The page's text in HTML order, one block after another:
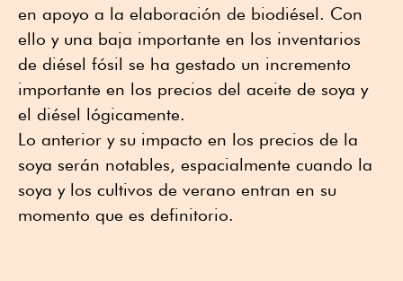
en apoyo a la elaboración de biodiésel. Con
ello y una baja importante en los inventarios
de diésel fósil se ha gestado un incremento
importante en los precios del aceite de soya y
el diésel lógicamente.
Lo anterior y su impacto en los precios de la
soya serán notables, espacialmente cuando la
soya y los cultivos de verano entran en su
momento que es definitorio.